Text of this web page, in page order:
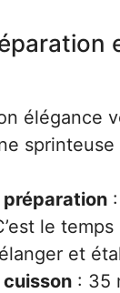
élégance
sprinteuse
préparation
le
et
cuisson : 35